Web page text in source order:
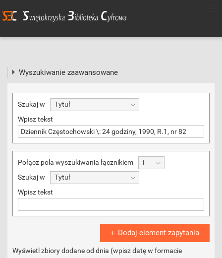
Wyszukiwanie zaawansowane
Szukaj w
Tytuł
Wpisz tekst
Połącz pola wyszukiwania łącznikiem
i
Szukaj w
Tytuł
Wpisz tekst
Dodaj element zapytania
Wyświetl zbiory dodane od dnia (wpisz datę w formacie